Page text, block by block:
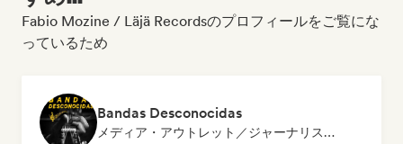
Fabio Mozine / Läjä Recordsのプロフィールをご覧にな
っているため
Bandas Desconocidas
メディア・アウトレット／ジャーナリスト, ソーシャルメディアインフルエンサー